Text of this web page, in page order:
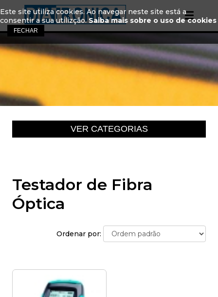
Testador de Fibra
Óptica
Ordenar por:
Este site utiliza cookies. Ao navegar neste site está a
consentir a sua utilizção. Saiba mais sobre o uso de cookies